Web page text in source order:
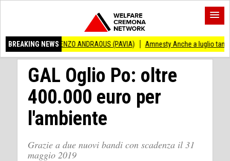
BREAKING NEWS
VINCENZO ANDRAOUS (PAVIA) Amnesty Anche a luglio tanti successi ed
GAL Oglio Po: oltre
400.000 euro per
l'ambiente
Grazie a due nuovi bandi con scadenza il 31
maggio 2019